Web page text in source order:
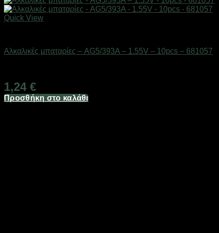
Quick View
Αλκαλικές μπαταρίες – AG5/393A – 1.55V – 10pcs – 681057
1,24 €
Προσθήκη στο καλάθι